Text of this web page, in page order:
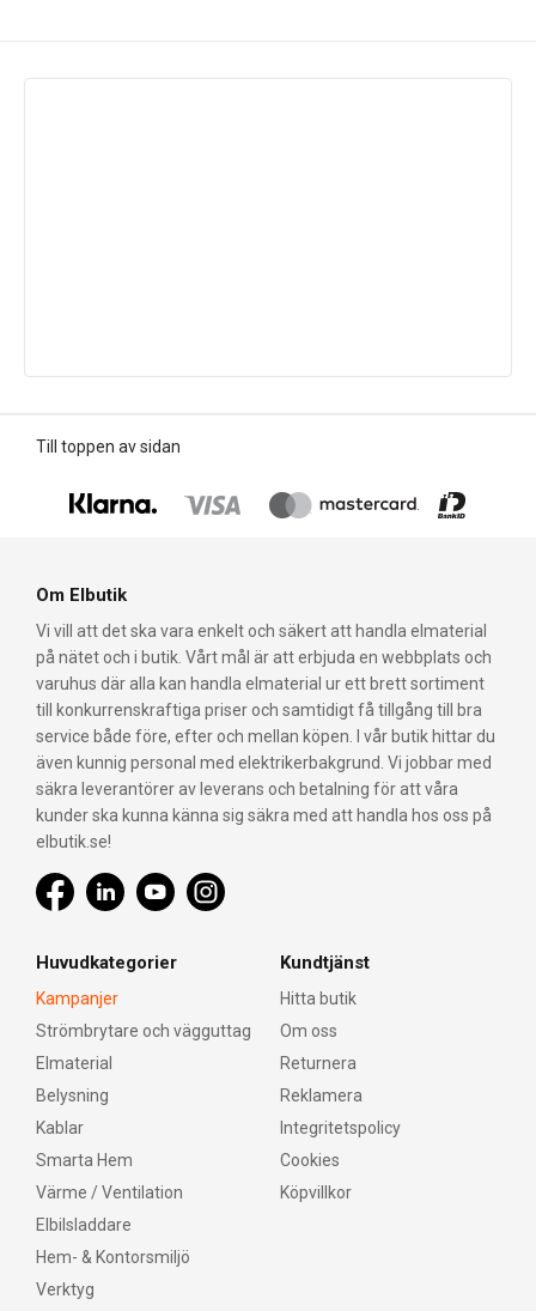
Till toppen av sidan
Om Elbutik
Vi vill att det ska vara enkelt och säkert att handla elmaterial
på nätet och i butik. Vårt mål är att erbjuda en webbplats och
varuhus där alla kan handla elmaterial ur ett brett sortiment
till konkurrenskraftiga priser och samtidigt få tillgång till bra
service både före, efter och mellan köpen. I vår butik hittar du
även kunnig personal med elektrikerbakgrund. Vi jobbar med
säkra leverantörer av leverans och betalning för att våra
kunder ska kunna känna sig säkra med att handla hos oss på
elbutik.se!
Huvudkategorier
Kampanjer
Strömbrytare och vägguttag
Elmaterial
Belysning
Kablar
Smarta Hem
Värme / Ventilation
Elbilsladdare
Hem- & Kontorsmiljö
Verktyg
Kundtjänst
Hitta butik
Om oss
Returnera
Reklamera
Integritetspolicy
Cookies
Köpvillkor